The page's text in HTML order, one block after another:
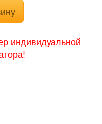
индивидуальной